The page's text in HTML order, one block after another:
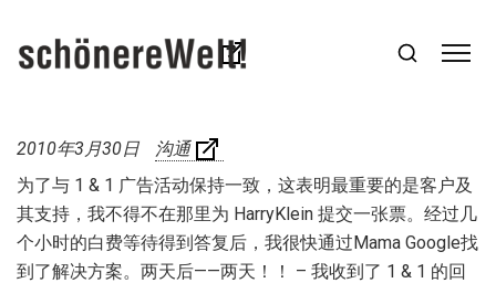
2010年3月30日
沟通
为了与 1 & 1 广告活动保持一致，这表明最重要的是客户及
其支持，我不得不在那里为 HarryKlein 提交一张票。经过几
个小时的白费等待得到答复后，我很快通过Mama Google找
到了解决方案。两天后——两天！！ – 我收到了 1 & 1 的回